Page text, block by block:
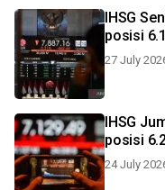
IHSG
posisi
27 July
IHSG
posisi
24 July